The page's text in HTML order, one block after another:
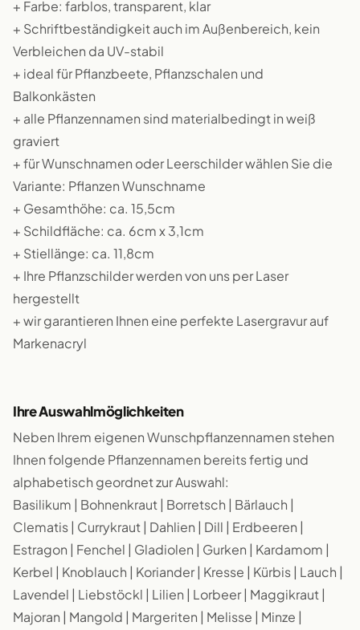
+ Farbe: farblos, transparent, klar
+ Schriftbeständigkeit auch im Außenbereich, kein
Verbleichen da UV-stabil
+ ideal für Pflanzbeete, Pflanzschalen und
Balkonkästen
+ alle Pflanzennamen sind materialbedingt in weiß
graviert
+ für Wunschnamen oder Leerschilder wählen Sie die
Variante: Pflanzen Wunschname
+ Gesamthöhe: ca. 15,5cm
+ Schildfläche: ca. 6cm x 3,1cm
+ Stiellänge: ca. 11,8cm
+ Ihre Pflanzschilder werden von uns per Laser
hergestellt
+ wir garantieren Ihnen eine perfekte Lasergravur auf
Markenacryl
Ihre Auswahlmöglichkeiten
Neben Ihrem eigenen Wunschpflanzennamen stehen
Ihnen folgende Pflanzennamen bereits fertig und
alphabetisch geordnet zur Auswahl:
Basilikum | Bohnenkraut | Borretsch | Bärlauch |
Clematis | Currykraut | Dahlien | Dill | Erdbeeren |
Estragon | Fenchel | Gladiolen | Gurken | Kardamom |
Kerbel | Knoblauch | Koriander | Kresse | Kürbis | Lauch |
Lavendel | Liebstöckl | Lilien | Lorbeer | Maggikraut |
Majoran | Mangold | Margeriten | Melisse | Minze |